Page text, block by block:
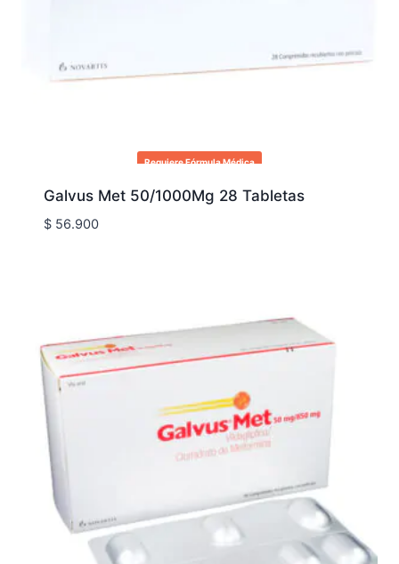
Requiere Fórmula Médica
Galvus Met 50/1000Mg 28 Tabletas
$56.900